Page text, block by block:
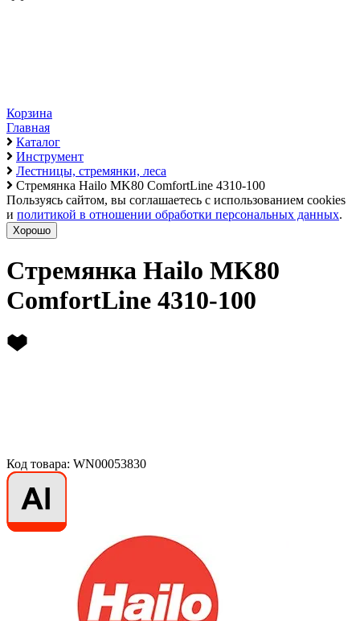
Корзина
Главная
Каталог
Инструмент
Лестницы, стремянки, леса
Стремянка Hailo MK80 ComfortLine 4310-100
Пользуясь сайтом, вы соглашаетесь с использованием cookies
и политикой в отношении обработки персональных данных.
Хорошо
Стремянка Hailo MK80
ComfortLine 4310-100
Код товара: WN00053830